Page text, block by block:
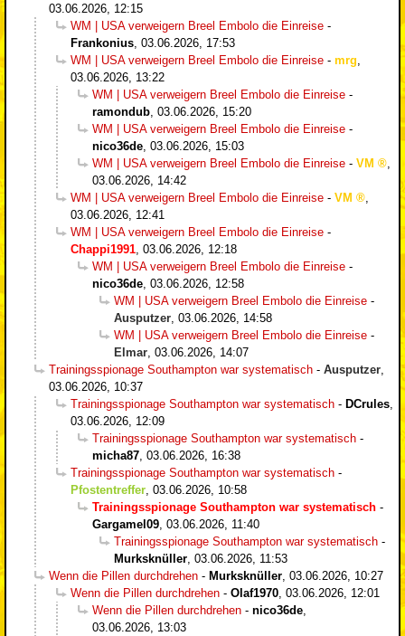
03.06.2026, 12:15
WM | USA verweigern Breel Embolo die Einreise -
Frankonius 03.06.2026, 17:53
WM | USA verweigern Breel Embolo die Einreise - mrg
03.06.2026, 13:22
WM | USA verweigern Breel Embolo die Einreise -
ramondub 03.06.2026, 15:20
WM | USA verweigern Breel Embolo die Einreise -
nico36de 03.06.2026, 15:03
WM | USA verweigern Breel Embolo die Einreise - VM
03.06.2026, 14:42
WM | USA verweigern Breel Embolo die Einreise - VM
03.06.2026, 12:41
WM | USA verweigern Breel Embolo die Einreise -
Chappi1991 03.06.2026, 12:18
WM | USA verweigern Breel Embolo die Einreise -
nico36de 03.06.2026, 12:58
WM | USA verweigern Breel Embolo die Einreise -
Ausputzer 03.06.2026, 14:58
WM | USA verweigern Breel Embolo die Einreise -
Elmar 03.06.2026, 14:07
Trainingsspionage Southampton war systematisch - Ausputzer
03.06.2026, 10:37
Trainingsspionage Southampton war systematisch - DCrules
03.06.2026, 12:09
Trainingsspionage Southampton war systematisch -
micha87 03.06.2026, 16:38
Trainingsspionage Southampton war systematisch -
Pfostentreffer 03.06.2026, 10:58
Trainingsspionage Southampton war systematisch -
Gargamel09 03.06.2026, 11:40
Trainingsspionage Southampton war systematisch -
Murksknüller 03.06.2026, 11:53
Wenn die Pillen durchdrehen - Murksknüller 03.06.2026, 10:27
Wenn die Pillen durchdrehen - Olaf1970 03.06.2026, 12:01
Wenn die Pillen durchdrehen - nico36de
03.06.2026, 13:03